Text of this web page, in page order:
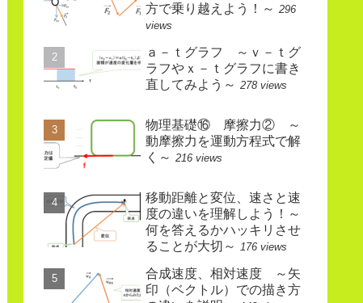
方で乗り越えよう！～ 296
views
ａ－ｔグラフ ～ｖ－ｔグ
ラフやｘ－ｔグラフに書き
直してみよう～ 278 views
物理基礎⑯ 摩擦力② ～
動摩擦力を運動方程式で解
く～ 216 views
移動距離と変位、速さと速
度の違いを理解しよう！～
何を答えるかハッキリさせ
ることが大切～
176 views
合成速度、相対速度 ～矢
印（ベクトル）での描き方